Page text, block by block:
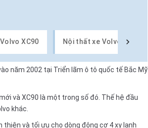
XC90 Nội thất xe Volvo XC90
năm 2002 tại Triển lãm ô tô quốc tế Bắc Mỹ
và XC90 là một trong số đó. Thế hệ đầu
khác.
và tối ưu cho dòng động cơ 4 xy lanh